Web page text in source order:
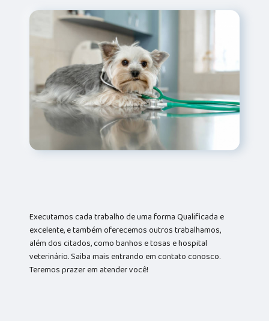
Executamos cada trabalho de uma forma Qualificada e
excelente, e também oferecemos outros trabalhamos,
além dos citados, como banhos e tosas e hospital
veterinário. Saiba mais entrando em contato conosco.
Teremos prazer em atender você!